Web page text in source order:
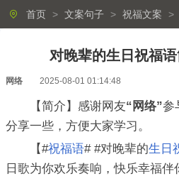
首页 > 文案句子 > 祝福文案 >
对晚辈的生日祝福
网络 2025-08-01 01:14:48
【简介】感谢网友“网络”参
分享一些，方便大家学习。
【#祝福语# #对晚辈的生日
日歌为你欢乐奏响，快乐幸福